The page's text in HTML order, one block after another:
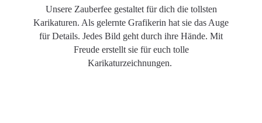
Unsere Zauberfee gestaltet für dich die tollsten
Karikaturen. Als gelernte Grafikerin hat sie das Auge
für Details. Jedes Bild geht durch ihre Hände. Mit
Freude erstellt sie für euch tolle
Karikaturzeichnungen.